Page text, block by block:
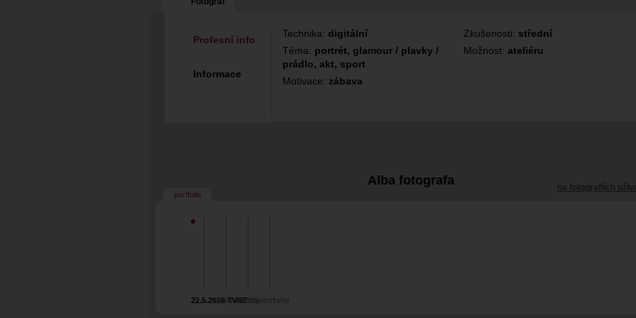
Technika: digitální
Téma: portrét, glamour / plavky /
prádlo, akt, sport
Motivace: zábava
Zkušenosti: střední
Možnost: ateliéru
Profesní info
Informace
Alba fotografa
portfolio
na fotografiích
22.5.2026 TVRZ
Nbvd_11_25
Atelier